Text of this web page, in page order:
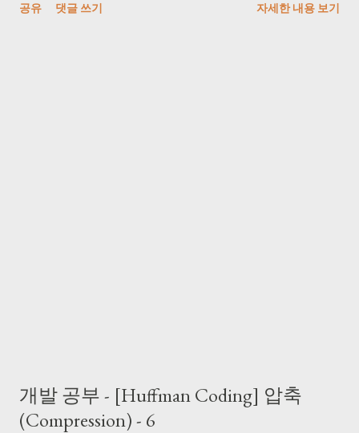
System.out.print("Enter a file name: "); fileName =
공유 댓글 쓰기 자세한 내용 보기
개발 공부 - [Huffman Coding] 압축
(Compression) - 6